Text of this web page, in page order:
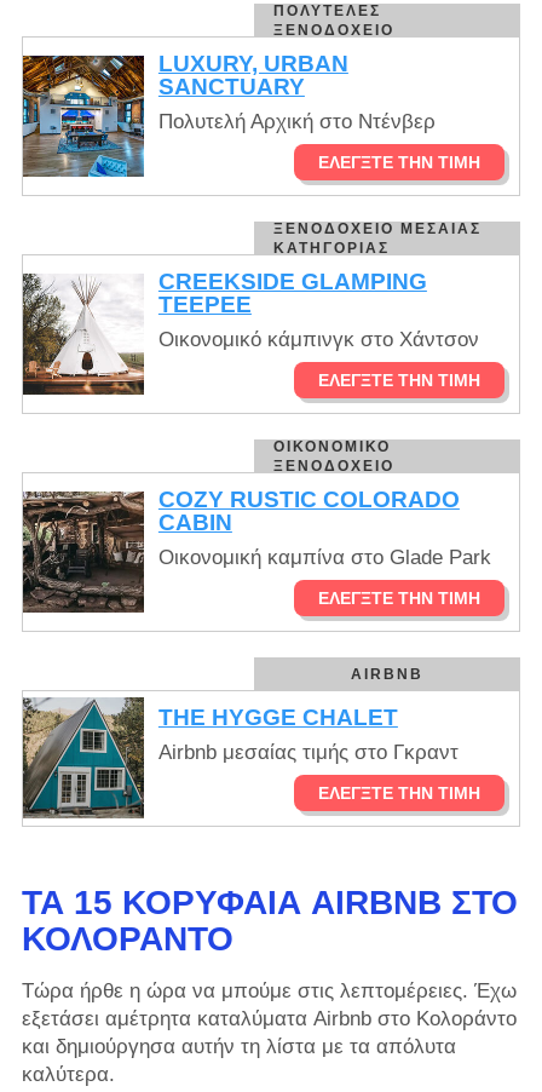
ΠΟΛΥΤΕΛΈΣ
ΞΕΝΟΔΟΧΕΊΟ
LUXURY, URBAN
SANCTUARY
Πολυτελή Αρχική στο Ντένβερ
ΕΛΈΓΞΤΕ ΤΗΝ ΤΙΜΉ
ΞΕΝΟΔΟΧΕΊΟ ΜΕΣΑΊΑΣ
ΚΑΤΗΓΟΡΊΑΣ
CREEKSIDE GLAMPING
TEEPEE
Οικονομικό κάμπινγκ στο Χάντσον
ΕΛΈΓΞΤΕ ΤΗΝ ΤΙΜΉ
ΟΙΚΟΝΟΜΙΚΌ
ΞΕΝΟΔΟΧΕΊΟ
COZY RUSTIC COLORADO
CABIN
Οικονομική καμπίνα στο Glade Park
ΕΛΈΓΞΤΕ ΤΗΝ ΤΙΜΉ
AIRBNB
THE HYGGE CHALET
Airbnb μεσαίας τιμής στο Γκραντ
ΕΛΈΓΞΤΕ ΤΗΝ ΤΙΜΉ
ΤΑ 15 ΚΟΡΥΦΑΊΑ AIRBNB ΣΤΟ
ΚΟΛΟΡΆΝΤΟ
Τώρα ήρθε η ώρα να μπούμε στις λεπτομέρειες. Έχω
εξετάσει αμέτρητα καταλύματα Airbnb στο Κολοράντο
και δημιούργησα αυτήν τη λίστα με τα απόλυτα
καλύτερα.